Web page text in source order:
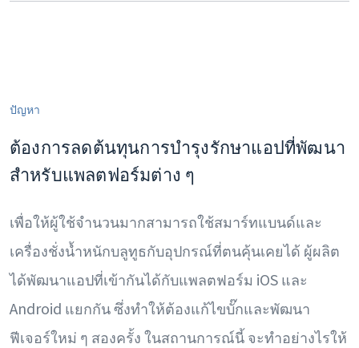
ปัญหา
ต้องการลดต้นทุนการบำรุงรักษาแอปที่พัฒนา
สำหรับแพลตฟอร์มต่าง ๆ
เพื่อให้ผู้ใช้จำนวนมากสามารถใช้สมาร์ทแบนด์และ
เครื่องชั่งน้ำหนักบลูทูธกับอุปกรณ์ที่ตนคุ้นเคยได้ ผู้ผลิต
ได้พัฒนาแอปที่เข้ากันได้กับแพลตฟอร์ม iOS และ
Android แยกกัน ซึ่งทำให้ต้องแก้ไขบั๊กและพัฒนา
ฟีเจอร์ใหม่ ๆ สองครั้ง ในสถานการณ์นี้ จะทำอย่างไรให้